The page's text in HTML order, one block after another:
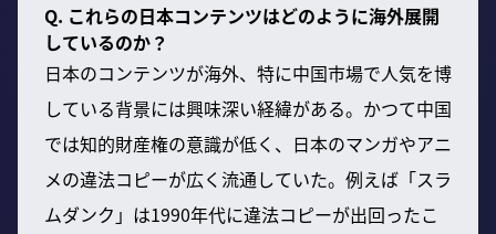
Q. これらの日本コンテンツはどのように海外展開
しているのか？
日本のコンテンツが海外、特に中国市場で人気を博
している背景には興味深い経緯がある。かつて中国
では知的財産権の意識が低く、日本のマンガやアニ
メの違法コピーが広く流通していた。例えば「スラ
ムダンク」は1990年代に違法コピーが出回ったこ